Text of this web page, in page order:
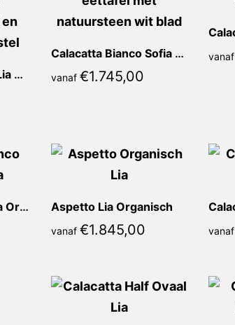
Calacatta Macchia Lia Recht
Calacatta Bianco Sofia Ovaal
vanaf €1.745,00
vanaf
Calacatta Bianco Lia Organisch Aspetto Lia Organisch
vanaf €1.845,00 vanaf